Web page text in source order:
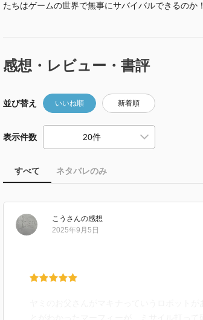
たちはゲームの世界で無事にサバイバルできるのか！
感想・レビュー・書評
並び替え いいね順 新着順
表示件数
すべて ネタバレのみ
こう さんの感想
2025年9月5日